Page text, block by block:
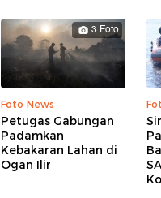
3 Foto
Foto News
Petugas Gabungan
Padamkan
Kebakaran Lahan di
Ogan Ilir